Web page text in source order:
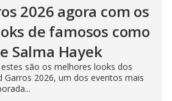
2026 agora com os
de famosos como
Salma Hayek
são os melhores looks dos
Garros 2026, um dos eventos mais